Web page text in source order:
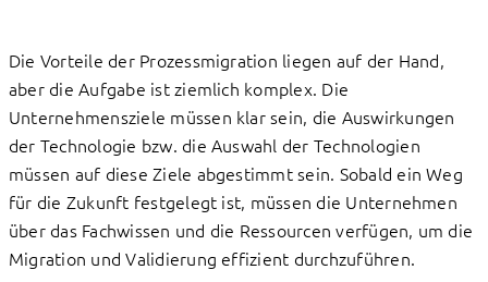
Die Vorteile der Prozessmigration liegen auf der Hand,
aber die Aufgabe ist ziemlich komplex. Die
Unternehmensziele müssen klar sein, die Auswirkungen
der Technologie bzw. die Auswahl der Technologien
müssen auf diese Ziele abgestimmt sein. Sobald ein Weg
für die Zukunft festgelegt ist, müssen die Unternehmen
über das Fachwissen und die Ressourcen verfügen, um die
Migration und Validierung effizient durchzuführen.